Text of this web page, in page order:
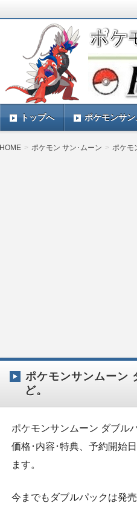
ポケモン最新
ポケモンSV(スカーレットバ
TIMES』 ポケモンSV(スカ
トップへ ポケモンサ
HOME ポケモン サン･ムーン ポケモ
ポケモンサンムーン
ど。
ポケモンサンムーン ダブル
価格･内容･特典、予約開始
ます。
今までもダブルパックは発